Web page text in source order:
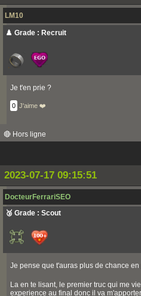
LM10
♟️ Grade : Recruit
Je t'en prie ?
0 J'aime ❤️
🔴 Hors ligne
2023-07-17 09:15:51
DocteurFerrariSEO
🥉 Grade : Scout
Je pense que t'auras plus de chance
La en te lisant, le premier truc qui me
experience au final donc il va